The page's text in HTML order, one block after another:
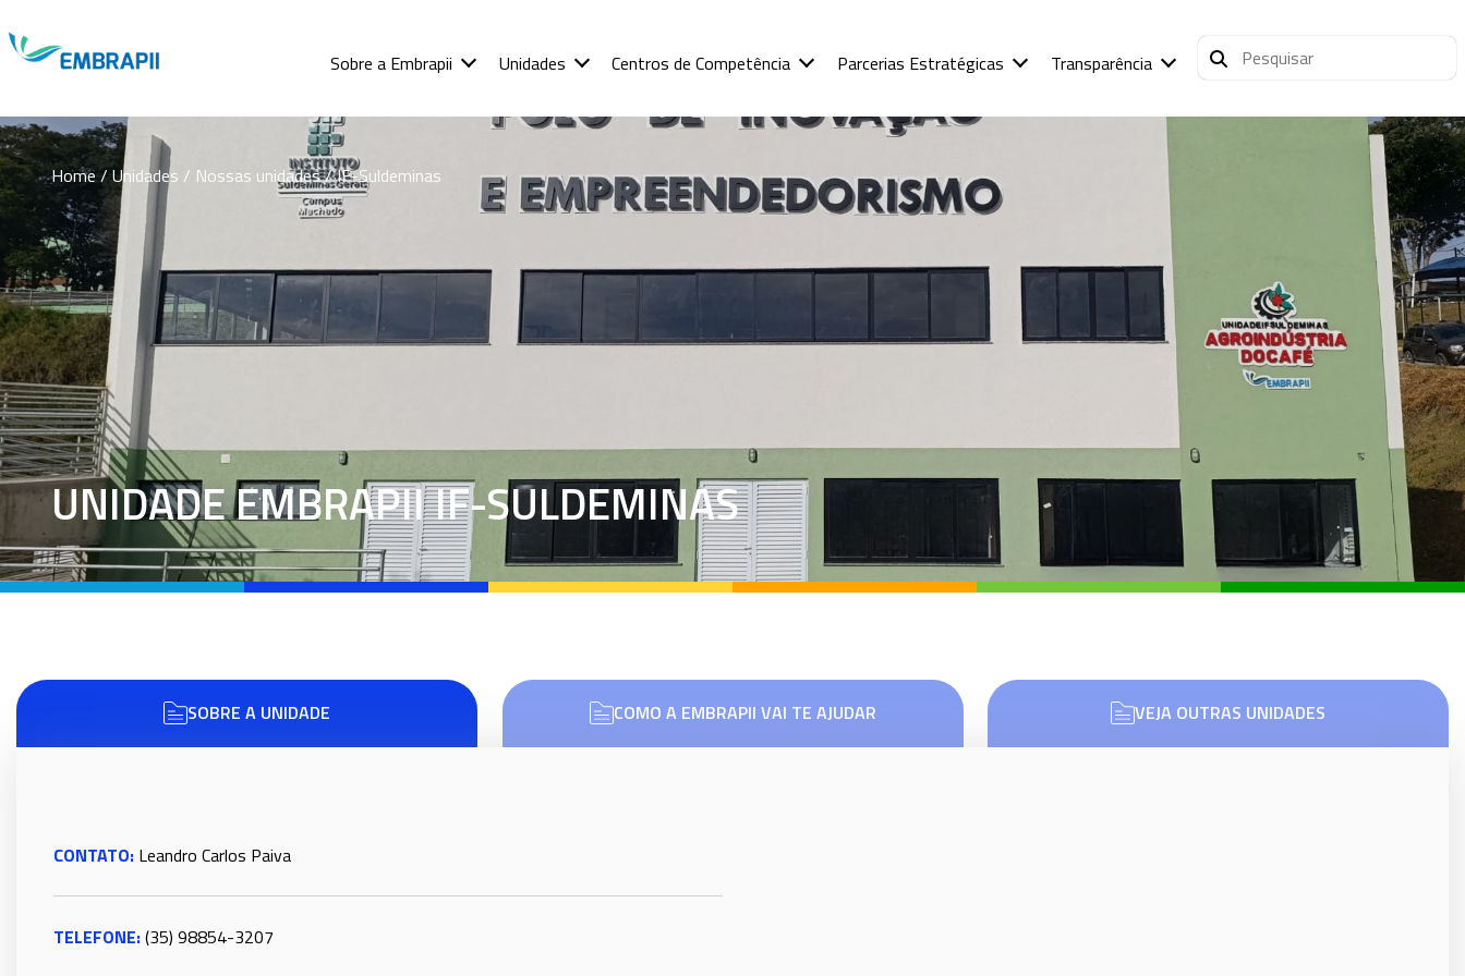
Sobre a Embrapii Unidades Centros de Competência Parcerias Estratégicas Transparência
Home/ Unidades / Nossas unidades / IF-Suldeminas
UNIDADE EMBRAPII IF-SULDEMINAS
SOBRE A UNIDADE COMO A EMBRAPII VAI TE AJUDAR VEJA OUTRAS UNIDADES
CONTATO: Leandro Carlos Paiva
TELEFONE:(35) 98854-3207